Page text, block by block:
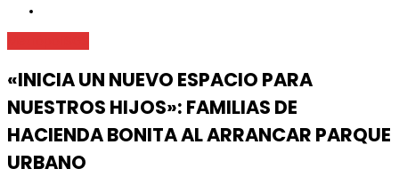
«INICIA UN NUEVO ESPACIO PARA
NUESTROS HIJOS»: FAMILIAS DE
HACIENDA BONITA AL ARRANCAR PARQUE
URBANO